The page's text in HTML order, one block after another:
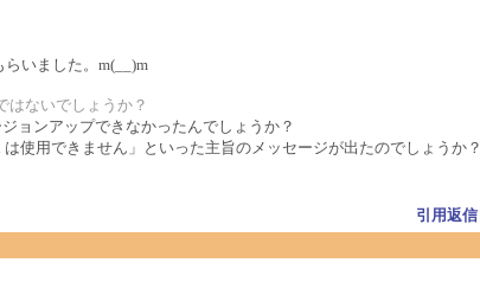
いました。m(__)m
はないでしょうか？
ョンアップできなかったんでしょうか？
使用できません」といった主旨のメッセージが出たのでしょうか？
引用返信